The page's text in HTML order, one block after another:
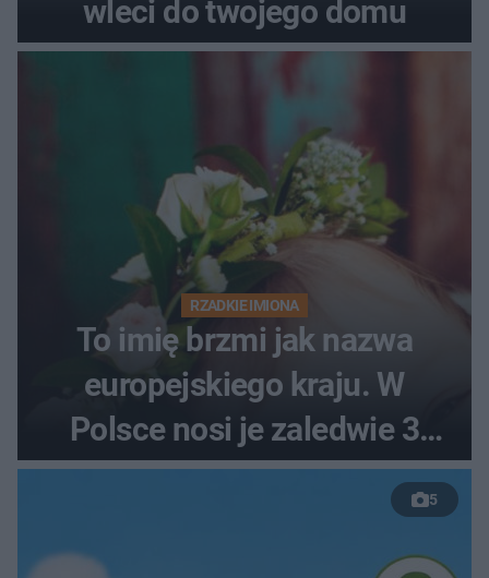
wleci do twojego domu
RZADKIE IMIONA
To imię brzmi jak nazwa
europejskiego kraju. W
Polsce nosi je zaledwie 3
kobiety
5